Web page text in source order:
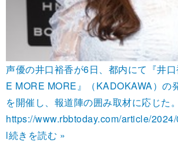
声優の井口裕香が6日、都内にて『井
E MORE MORE』（KADOKAWA）の
を開催し、報道陣の囲み取材に応じた。
https://www.rbbtoday.com/article/
l続きを読む »